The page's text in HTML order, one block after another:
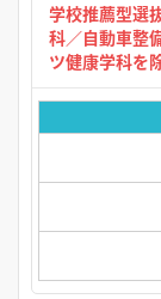
学校推薦型選
科／自動車整